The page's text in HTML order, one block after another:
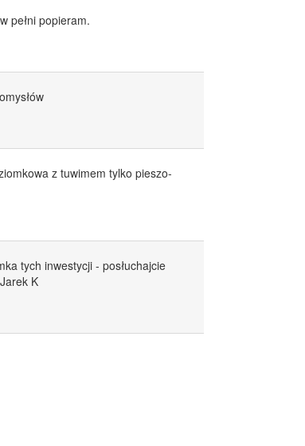
pełni popieram.
z tuwimem tylko pieszo-
tych inwestycji - posłuchajcie
K